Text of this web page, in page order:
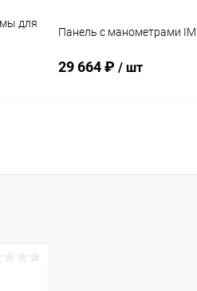
для
Панель с манометрами
29 664 ₽ / шт
В избранное